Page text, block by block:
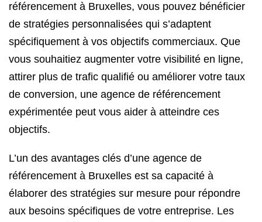
référencement à Bruxelles, vous pouvez bénéficier
de stratégies personnalisées qui s’adaptent
spécifiquement à vos objectifs commerciaux. Que
vous souhaitiez augmenter votre visibilité en ligne,
attirer plus de trafic qualifié ou améliorer votre taux
de conversion, une agence de référencement
expérimentée peut vous aider à atteindre ces
objectifs.
L’un des avantages clés d’une agence de
référencement à Bruxelles est sa capacité à
élaborer des stratégies sur mesure pour répondre
aux besoins spécifiques de votre entreprise. Les